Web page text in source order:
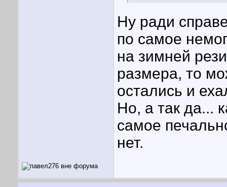
Ну ради
по самое
на зимней
размера, то
остались и
Но, а так да...
самое
нет.